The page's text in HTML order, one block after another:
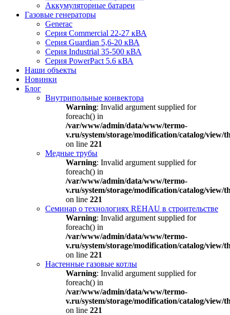
Аккумуляторные батареи
Газовые генераторы
Generac
Серия Commercial 22-27 кВА
Серия Guardian 5,6-20 кВА
Серия Industrial 35-500 кВА
Серия PowerPact 5.6 кВА
Наши объекты
Новинки
Блог
Внутрипольные конвектора
Warning: Invalid argument supplied for
foreach() in
/var/www/admin/data/www/termo-
v.ru/system/storage/modification/catalog/view/
on line 221
Медные трубы
Warning: Invalid argument supplied for
foreach() in
/var/www/admin/data/www/termo-
v.ru/system/storage/modification/catalog/view/
on line 221
Семинар о технологиях REHAU в строительстве
Warning: Invalid argument supplied for
foreach() in
/var/www/admin/data/www/termo-
v.ru/system/storage/modification/catalog/view/
on line 221
Настенные газовые котлы
Warning: Invalid argument supplied for
foreach() in
/var/www/admin/data/www/termo-
v.ru/system/storage/modification/catalog/view/
on line 221